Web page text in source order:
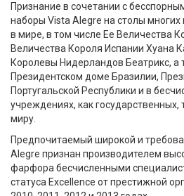
Признание в сочетании с
наборы Vista Alegre на столы
в мире, в том числе Ее Величества
Величества Короля Испании Хуана
Королевы Нидерландов Беатрикс,
Президентском доме Бразилии,
Португальской Республики и в
учреждениях, как государственных,
миру.
Предпочитаемый широкой и
Alegre признан производителем
фарфора бесчисленными
статуса Excellence от престижной